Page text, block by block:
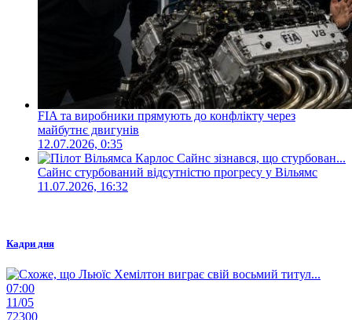
FIA та виробники прямують до конфлікту через
майбутнє двигунів
12.07.2026, 0:35
Сайнс стурбований відсутністю прогресу у Вільямс
11.07.2026, 16:32
Кадри дня
07:00
11/05
72300